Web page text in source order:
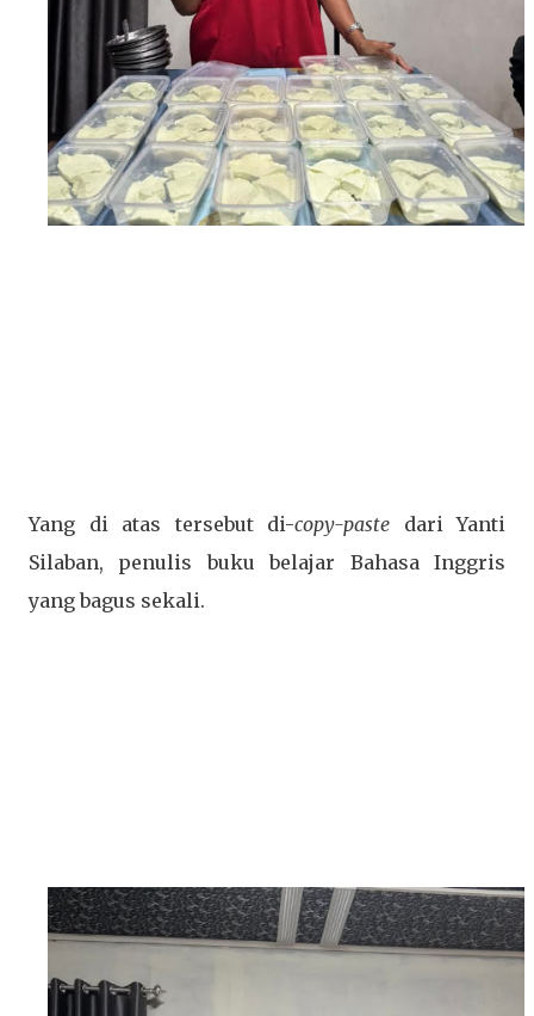
Yang di atas tersebut di-copy-paste dari Yanti
Silaban, penulis buku belajar Bahasa Inggris
yang bagus sekali.